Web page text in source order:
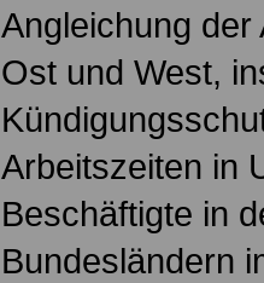
Angleichung der
Ost und West,
Arbeitszeiten in
Beschäftigte in
Bundesländern